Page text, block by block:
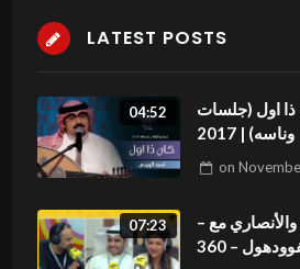
LATEST POSTS
04:52
ذا اول (جلسات
وناسه) | 2017
on
07:23
والأنصاري مع –